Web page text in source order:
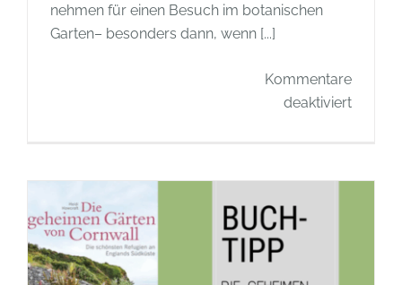
nehmen für einen Besuch im botanischen
Garten– besonders dann, wenn [...]
Kommentare
deaktiviertfür